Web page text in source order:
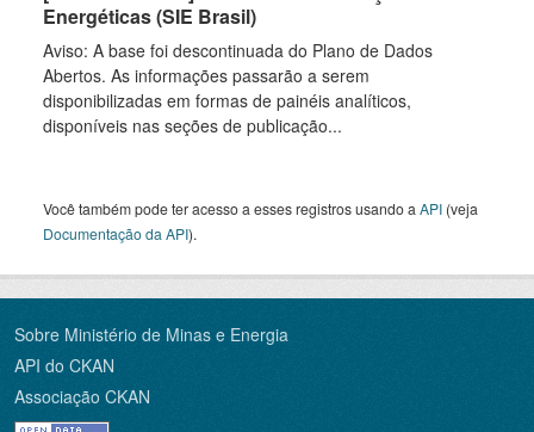
Energéticas (SIE Brasil)
Aviso: A base foi descontinuada do Plano de Dados
Abertos. As informações passarão a serem
disponibilizadas em formas de painéis analíticos,
disponíveis nas seções de publicação...
Você também pode ter acesso a esses registros usando a API (veja
Documentação da API).
Sobre Ministério de Minas e Energia
API do CKAN
Associação CKAN